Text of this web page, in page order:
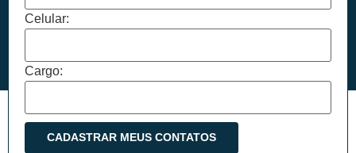
Celular:
Cargo: